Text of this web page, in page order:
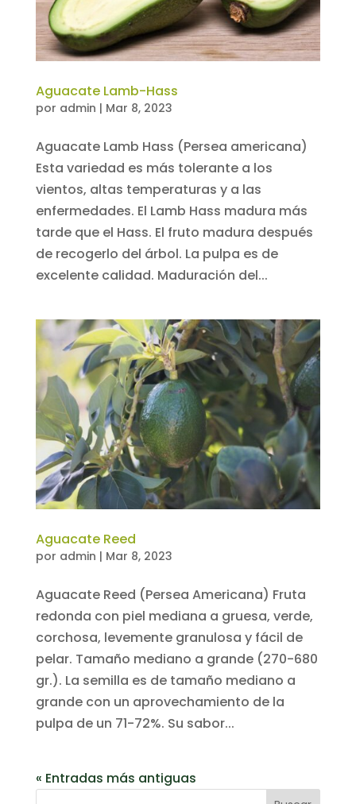
Aguacate Lamb-Hass
por admin | Mar 8, 2023
Aguacate Lamb Hass (Persea americana)
Esta variedad es más tolerante a los
vientos, altas temperaturas y a las
enfermedades. El Lamb Hass madura más
tarde que el Hass. El fruto madura después
de recogerlo del árbol. La pulpa es de
excelente calidad. Maduración del...
Aguacate Reed
por admin | Mar 8, 2023
Aguacate Reed (Persea Americana) Fruta
redonda con piel mediana a gruesa, verde,
corchosa, levemente granulosa y fácil de
pelar. Tamaño mediano a grande (270-680
gr.). La semilla es de tamaño mediano a
grande con un aprovechamiento de la
pulpa de un 71-72%. Su sabor...
« Entradas más antiguas